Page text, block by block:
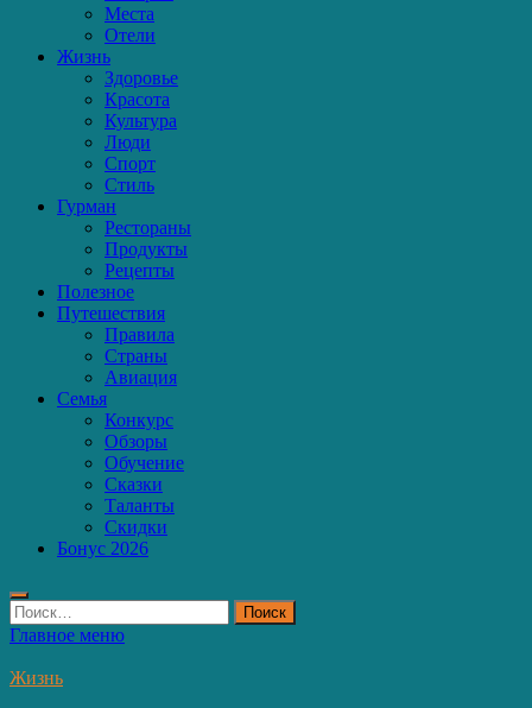
Места
Отели
Жизнь
Здоровье
Красота
Культура
Люди
Спорт
Стиль
Гурман
Рестораны
Продукты
Рецепты
Полезное
Путешествия
Правила
Страны
Авиация
Семья
Конкурс
Обзоры
Обучение
Сказки
Таланты
Скидки
Бонус 2026
Найти:
Главное меню
Жизнь